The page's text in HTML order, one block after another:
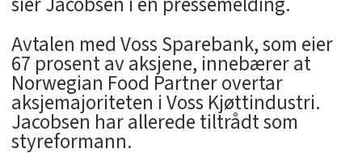
Avtalen med Voss Sparebank, som eier
67 prosent av aksjene, innebærer at
Norwegian Food Partner overtar
aksjemajoriteten i Voss Kjøttindustri.
Jacobsen har allerede tiltrådt som
styreformann.